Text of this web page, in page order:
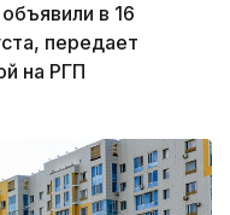
в 16
передает
на РГП